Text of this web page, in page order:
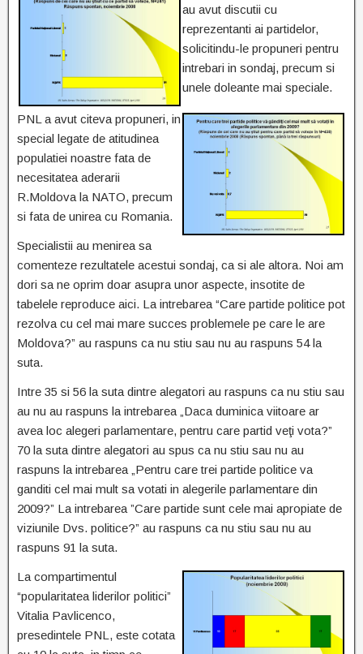
au avut discutii cu
reprezentanti ai partidelor,
solicitindu-le propuneri pentru
intrebari in sondaj, precum si
unele doleante mai speciale.
PNL a avut citeva propuneri, in
special legate de atitudinea
populatiei noastre fata de
necesitatea aderarii
R.Moldova la NATO, precum
si fata de unirea cu Romania.
Specialistii au menirea sa
comenteze rezultatele acestui sondaj, ca si ale altora. Noi am
dori sa ne oprim doar asupra unor aspecte, insotite de
tabelele reproduce aici. La intrebarea “Care partide politice pot
rezolva cu cel mai mare succes problemele pe care le are
Moldova?” au raspuns ca nu stiu sau nu au raspuns 54 la
suta.
Intre 35 si 56 la suta dintre alegatori au raspuns ca nu stiu sau
au nu au raspuns la intrebarea „Daca duminica viitoare ar
avea loc alegeri parlamentare, pentru care partid veţi vota?”
70 la suta dintre alegatori au spus ca nu stiu sau nu au
raspuns la intrebarea „Pentru care trei partide politice va
ganditi cel mai mult sa votati in alegerile parlamentare din
2009?” La intrebarea ”Care partide sunt cele mai apropiate de
viziunile Dvs. politice?” au raspuns ca nu stiu sau nu au
raspuns 91 la suta.
La compartimentul
“popularitatea liderilor politici”
Vitalia Pavlicenco,
presedintele PNL, este cotata